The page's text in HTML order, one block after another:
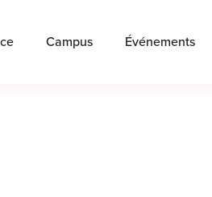
Campus Événements